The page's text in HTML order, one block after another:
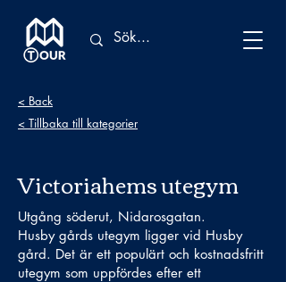
< Back
< Tillbaka till kategorier
Victoriahems utegym
Utgång söderut, Nidarosgatan.
Husby gårds utegym ligger vid Husby
gård. Det är ett populärt och kostnadsfritt
utegym som uppfördes efter ett